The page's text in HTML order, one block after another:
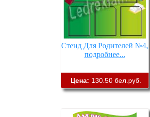
Стенд Для Родителей №4,
подробнее...
Цена: 130.50 бел.руб.